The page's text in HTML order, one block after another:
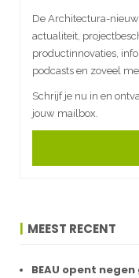
De Architectura-
actualiteit,
productinnovaties,
podcasts en zoveel
Schrijf je nu in en
jouw mailbox.
MEEST RECENT
BEAU opent